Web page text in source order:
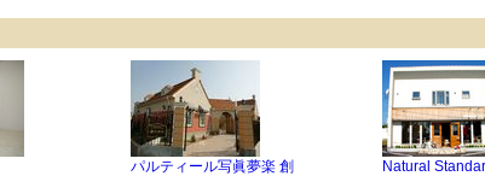
パルティール写眞夢楽 創
Natural